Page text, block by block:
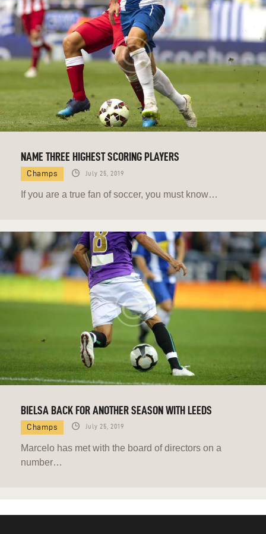
NAME THREE HIGHEST SCORING PLAYERS
Champs July 25, 2019
If you are a true fan of soccer, you must know…
BIELSA BACK FOR ANOTHER SEASON WITH LEEDS
Champs July 25, 2019
Marcelo has met with the board of directors on a
number…